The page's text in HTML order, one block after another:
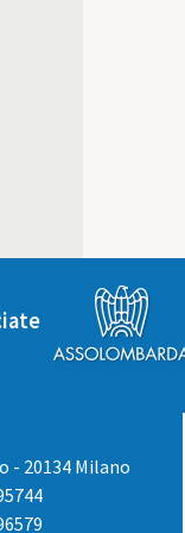
- 20134 Milano